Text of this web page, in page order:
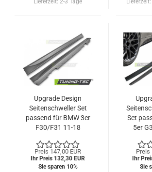
Lieferzeit: 2-3 Tage Lieferzeit:
Upgrade Design
Seitenschweller Set
passend für BMW 3er
F30/F31 11-18
Preis 147,00 EUR
Ihr Preis 132,30 EUR
Sie sparen 10%
Set
5er
Preis
Ihr
Sie